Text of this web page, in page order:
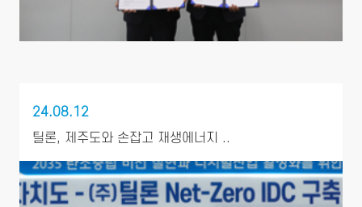
24.08.12
틸론, 제주도와 손잡고 재생에너지 ..